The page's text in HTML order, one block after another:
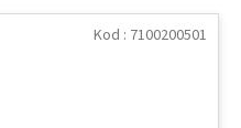
Kod : 7100200501